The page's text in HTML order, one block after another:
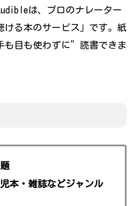
は、プロのナレーター
ける本のサービス」です。紙
も目も使わずに”読書できま
本・雑誌などジャンル